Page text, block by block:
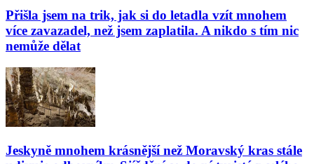
Přišla jsem na trik, jak si do letadla vzít mnohem
více zavazadel, než jsem zaplatila. A nikdo s tím nic
nemůže dělat
Jeskyně mnohem krásnější než Moravský kras stále